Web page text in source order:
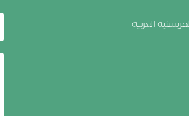
الغربية